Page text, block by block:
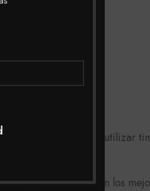
puedes utilizar
a toda Colombia con los